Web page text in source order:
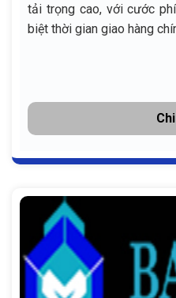
tải trọng cao, với cước
biệt thời gian giao hàng